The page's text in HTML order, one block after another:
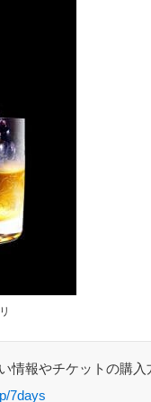
情報やチケットの購入
7days